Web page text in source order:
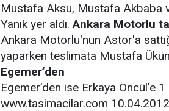
Mustafa Aksu, Mustafa Akbaba
Yanık yer aldı.Ankara Motorlu
Ankara Motorlu'nun Astor'a
yaparken teslimata Mustafa
Egemer’den
Egemer’den ise Erkaya Öncül’e
www.tasimacilar.com